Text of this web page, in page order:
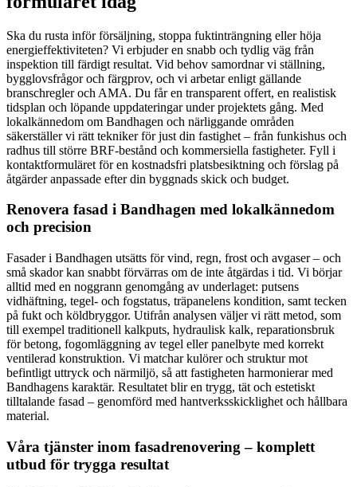
Ska du rusta inför försäljning, stoppa fuktinträngning eller höja
energieffektiviteten? Vi erbjuder en snabb och tydlig väg från
inspektion till färdigt resultat. Vid behov samordnar vi ställning,
bygglovsfrågor och färgprov, och vi arbetar enligt gällande
branschregler och AMA. Du får en transparent offert, en realistisk
tidsplan och löpande uppdateringar under projektets gång. Med
lokalkännedom om Bandhagen och närliggande områden
säkerställer vi rätt tekniker för just din fastighet – från funkishus och
radhus till större BRF-bestånd och kommersiella fastigheter. Fyll i
kontaktformuläret för en kostnadsfri platsbesiktning och förslag på
åtgärder anpassade efter din byggnads skick och budget.
Renovera fasad i Bandhagen med lokalkännedom
och precision
Fasader i Bandhagen utsätts för vind, regn, frost och avgaser – och
små skador kan snabbt förvärras om de inte åtgärdas i tid. Vi börjar
alltid med en noggrann genomgång av underlaget: putsens
vidhäftning, tegel- och fogstatus, träpanelens kondition, samt tecken
på fukt och köldbryggor. Utifrån analysen väljer vi rätt metod, som
till exempel traditionell kalkputs, hydraulisk kalk, reparationsbruk
för betong, fogomläggning av tegel eller panelbyte med korrekt
ventilerad konstruktion. Vi matchar kulörer och struktur mot
befintligt uttryck och närmiljö, så att fastigheten harmonierar med
Bandhagens karaktär. Resultatet blir en trygg, tät och estetiskt
tilltalande fasad – genomförd med hantverksskicklighet och hållbara
material.
Våra tjänster inom fasadrenovering – komplett
utbud för trygga resultat